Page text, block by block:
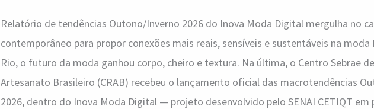
Relatório de tendências Outono/Inverno 2026 do Inova Moda Digital mergulha no
contemporâneo para propor conexões mais reais, sensíveis e sustentáveis na
Rio, o futuro da moda ganhou corpo, cheiro e textura. Na última, o Centro Sebrae
Artesanato Brasileiro (CRAB) recebeu o lançamento oficial das macrotendências
2026, dentro do Inova Moda Digital — projeto desenvolvido pelo SENAI CETIQT em
para
o
inverno
2026